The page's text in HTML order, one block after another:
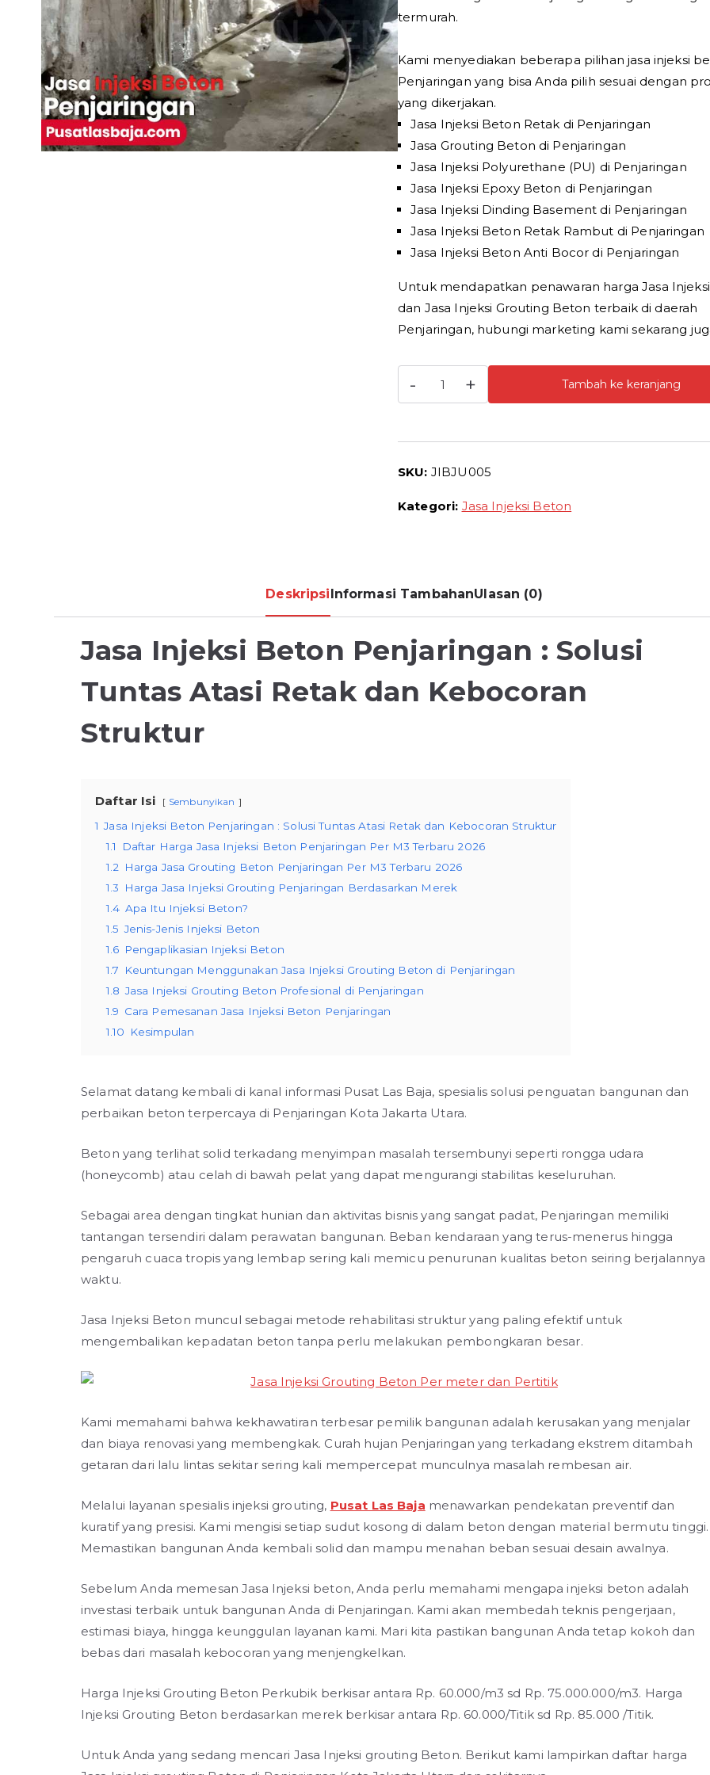
termurah.
Kami menyediakan beberapa pilihan jasa injeksi
Penjaringan yang bisa Anda pilih sesuai dengan
yang dikerjakan.
Jasa Injeksi Beton Retak di Penjaringan
Jasa Grouting Beton di Penjaringan
Jasa Injeksi Polyurethane (PU) di Penjaringan
Jasa Injeksi Epoxy Beton di Penjaringan
Jasa Injeksi Dinding Basement di Penjaringan
Jasa Injeksi Beton Retak Rambut di Penjaringan
Jasa Injeksi Beton Anti Bocor di Penjaringan
Untuk mendapatkan penawaran harga Jasa
dan Jasa Injeksi Grouting Beton terbaik di daerah
Penjaringan, hubungi marketing kami sekarang
-
Beton
Jasa
+ Tambah ke keranjang
SKU: JIBJU005
Kategori: Jasa Injeksi Beton
DeskripsiInformasi TambahanUlasan (0)
Jasa Injeksi Beton Penjaringan : Solusi
Tuntas Atasi Retak dan Kebocoran
Struktur
Daftar Isi Sembunyikan
1 Jasa Injeksi Beton Penjaringan : Solusi Tuntas Atasi Retak dan Kebocoran Struktur
1.1
Daftar Harga Jasa Injeksi Beton Penjaringan Per M3 Terbaru 2026
1.2
Harga Jasa Grouting Beton Penjaringan Per M3 Terbaru 2026
1.3
Harga Jasa Injeksi Grouting Penjaringan Berdasarkan Merek
1.4 Apa Itu Injeksi Beton?
1.5 Jenis-Jenis Injeksi Beton
1.6 Pengaplikasian Injeksi Beton
1.7
Keuntungan Menggunakan Jasa Injeksi Grouting Beton di Penjaringan
1.8 Jasa Injeksi Grouting Beton Profesional di Penjaringan
1.9 Cara Pemesanan Jasa Injeksi Beton Penjaringan
1.10
Kesimpulan
Selamat datang kembali di kanal informasi Pusat Las Baja, spesialis solusi penguatan bangunan dan
perbaikan beton terpercaya di Penjaringan Kota Jakarta Utara.
Beton yang terlihat solid terkadang menyimpan masalah tersembunyi seperti rongga udara
(honeycomb) atau celah di bawah pelat yang dapat mengurangi stabilitas keseluruhan.
Sebagai area dengan tingkat hunian dan aktivitas bisnis yang sangat padat, Penjaringan memiliki
tantangan tersendiri dalam perawatan bangunan. Beban kendaraan yang terus-menerus hingga
pengaruh cuaca tropis yang lembap sering kali memicu penurunan kualitas beton seiring berjalannya
waktu.
Jasa Injeksi Beton muncul sebagai metode rehabilitasi struktur yang paling efektif untuk
mengembalikan kepadatan beton tanpa perlu melakukan pembongkaran besar.
Kami memahami bahwa kekhawatiran terbesar pemilik bangunan adalah kerusakan yang menjalar
dan biaya renovasi yang membengkak. Curah hujan Penjaringan yang terkadang ekstrem ditambah
getaran dari lalu lintas sekitar sering kali mempercepat munculnya masalah rembesan air.
Melalui layanan spesialis injeksi grouting, Pusat Las Baja menawarkan pendekatan preventif dan
kuratif yang presisi. Kami mengisi setiap sudut kosong di dalam beton dengan material bermutu tinggi.
Memastikan bangunan Anda kembali solid dan mampu menahan beban sesuai desain awalnya.
Sebelum Anda memesan Jasa Injeksi beton, Anda perlu memahami mengapa injeksi beton adalah
investasi terbaik untuk bangunan Anda di Penjaringan. Kami akan membedah teknis pengerjaan,
estimasi biaya, hingga keunggulan layanan kami. Mari kita pastikan bangunan Anda tetap kokoh dan
bebas dari masalah kebocoran yang menjengkelkan.
Harga Injeksi Grouting Beton Perkubik berkisar antara Rp. 60.000/m3 sd Rp. 75.000.000/m3. Harga
Injeksi Grouting Beton berdasarkan merek berkisar antara Rp. 60.000/Titik sd Rp. 85.000 /Titik.
Untuk Anda yang sedang mencari Jasa Injeksi grouting Beton. Berikut kami lampirkan daftar harga